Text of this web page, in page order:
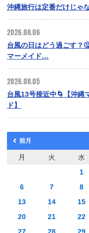
沖縄旅行は定番だけじ
2026.08.06
台風の日はどう過ごす？
マーメイド…
2026.08.05
台風13号接近中🌀【沖縄
ド】
前月
月 火 水
1
6
7 8
13
14 15
20
21 22
27
28 29